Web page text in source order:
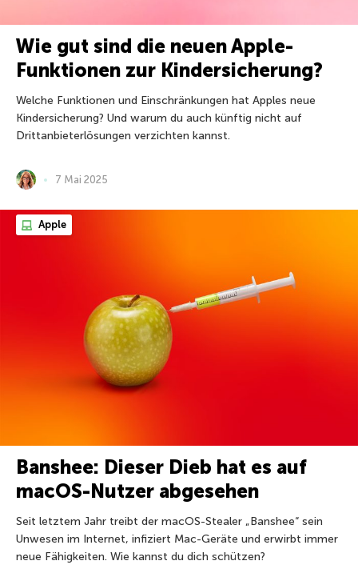
Wie gut sind die neuen Apple-
Funktionen zur Kindersicherung?
Welche Funktionen und Einschränkungen hat Apples neue
Kindersicherung? Und warum du auch künftig nicht auf
Drittanbieterlösungen verzichten kannst.
7 Mai 2025
Apple
Banshee: Dieser Dieb hat es auf
macOS-Nutzer abgesehen
Seit letztem Jahr treibt der macOS-Stealer „Banshee“ sein
Unwesen im Internet, infiziert Mac-Geräte und erwirbt immer
neue Fähigkeiten. Wie kannst du dich schützen?